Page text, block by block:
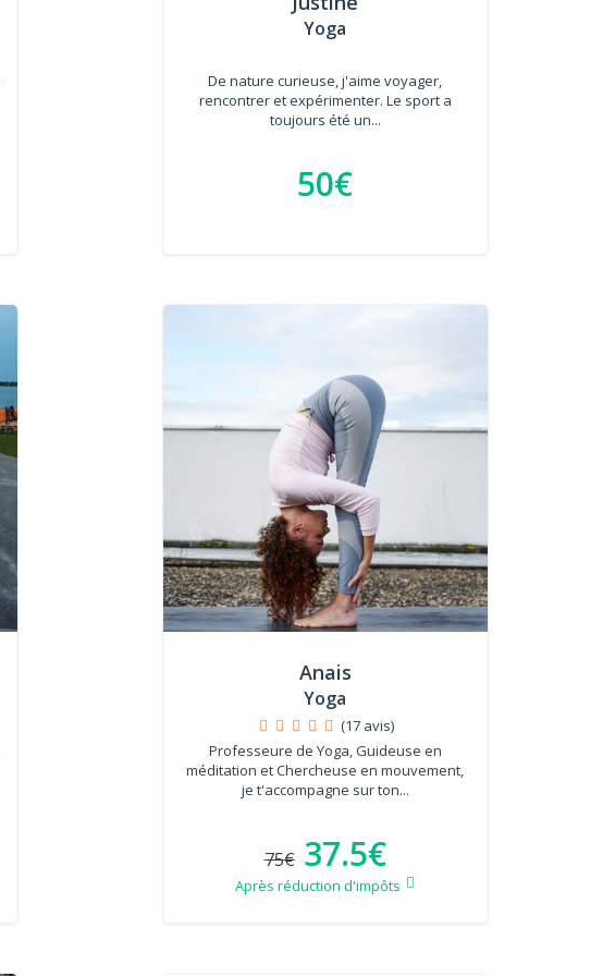
Yoga
De nature curieuse, j'aime voyager,
rencontrer et expérimenter. Le sport a
toujours été un...
50€
Anais
Yoga
(17 avis)
Professeure de Yoga, Guideuse en
méditation et Chercheuse en mouvement,
je t'accompagne sur ton...
75€ 37.5€
Après réduction d'impôts